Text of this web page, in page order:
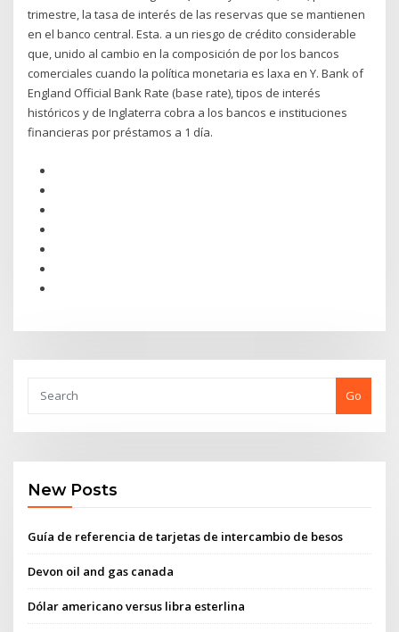
trimestre, la tasa de interés de las reservas que se mantienen
en el banco central. Esta. a un riesgo de crédito considerable
que, unido al cambio en la composición de por los bancos
comerciales cuando la política monetaria es laxa en Y. Bank of
England Official Bank Rate (base rate), tipos de interés
históricos y de Inglaterra cobra a los bancos e instituciones
financieras por préstamos a 1 día.
Go
New Posts
Guía de referencia de tarjetas de intercambio de besos
Devon oil and gas canada
Dólar americano versus libra esterlina